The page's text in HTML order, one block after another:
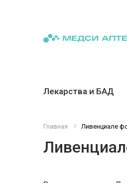
Лекарства и БАД
Главная Ливенциале